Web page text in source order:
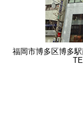
福岡市博多区博多